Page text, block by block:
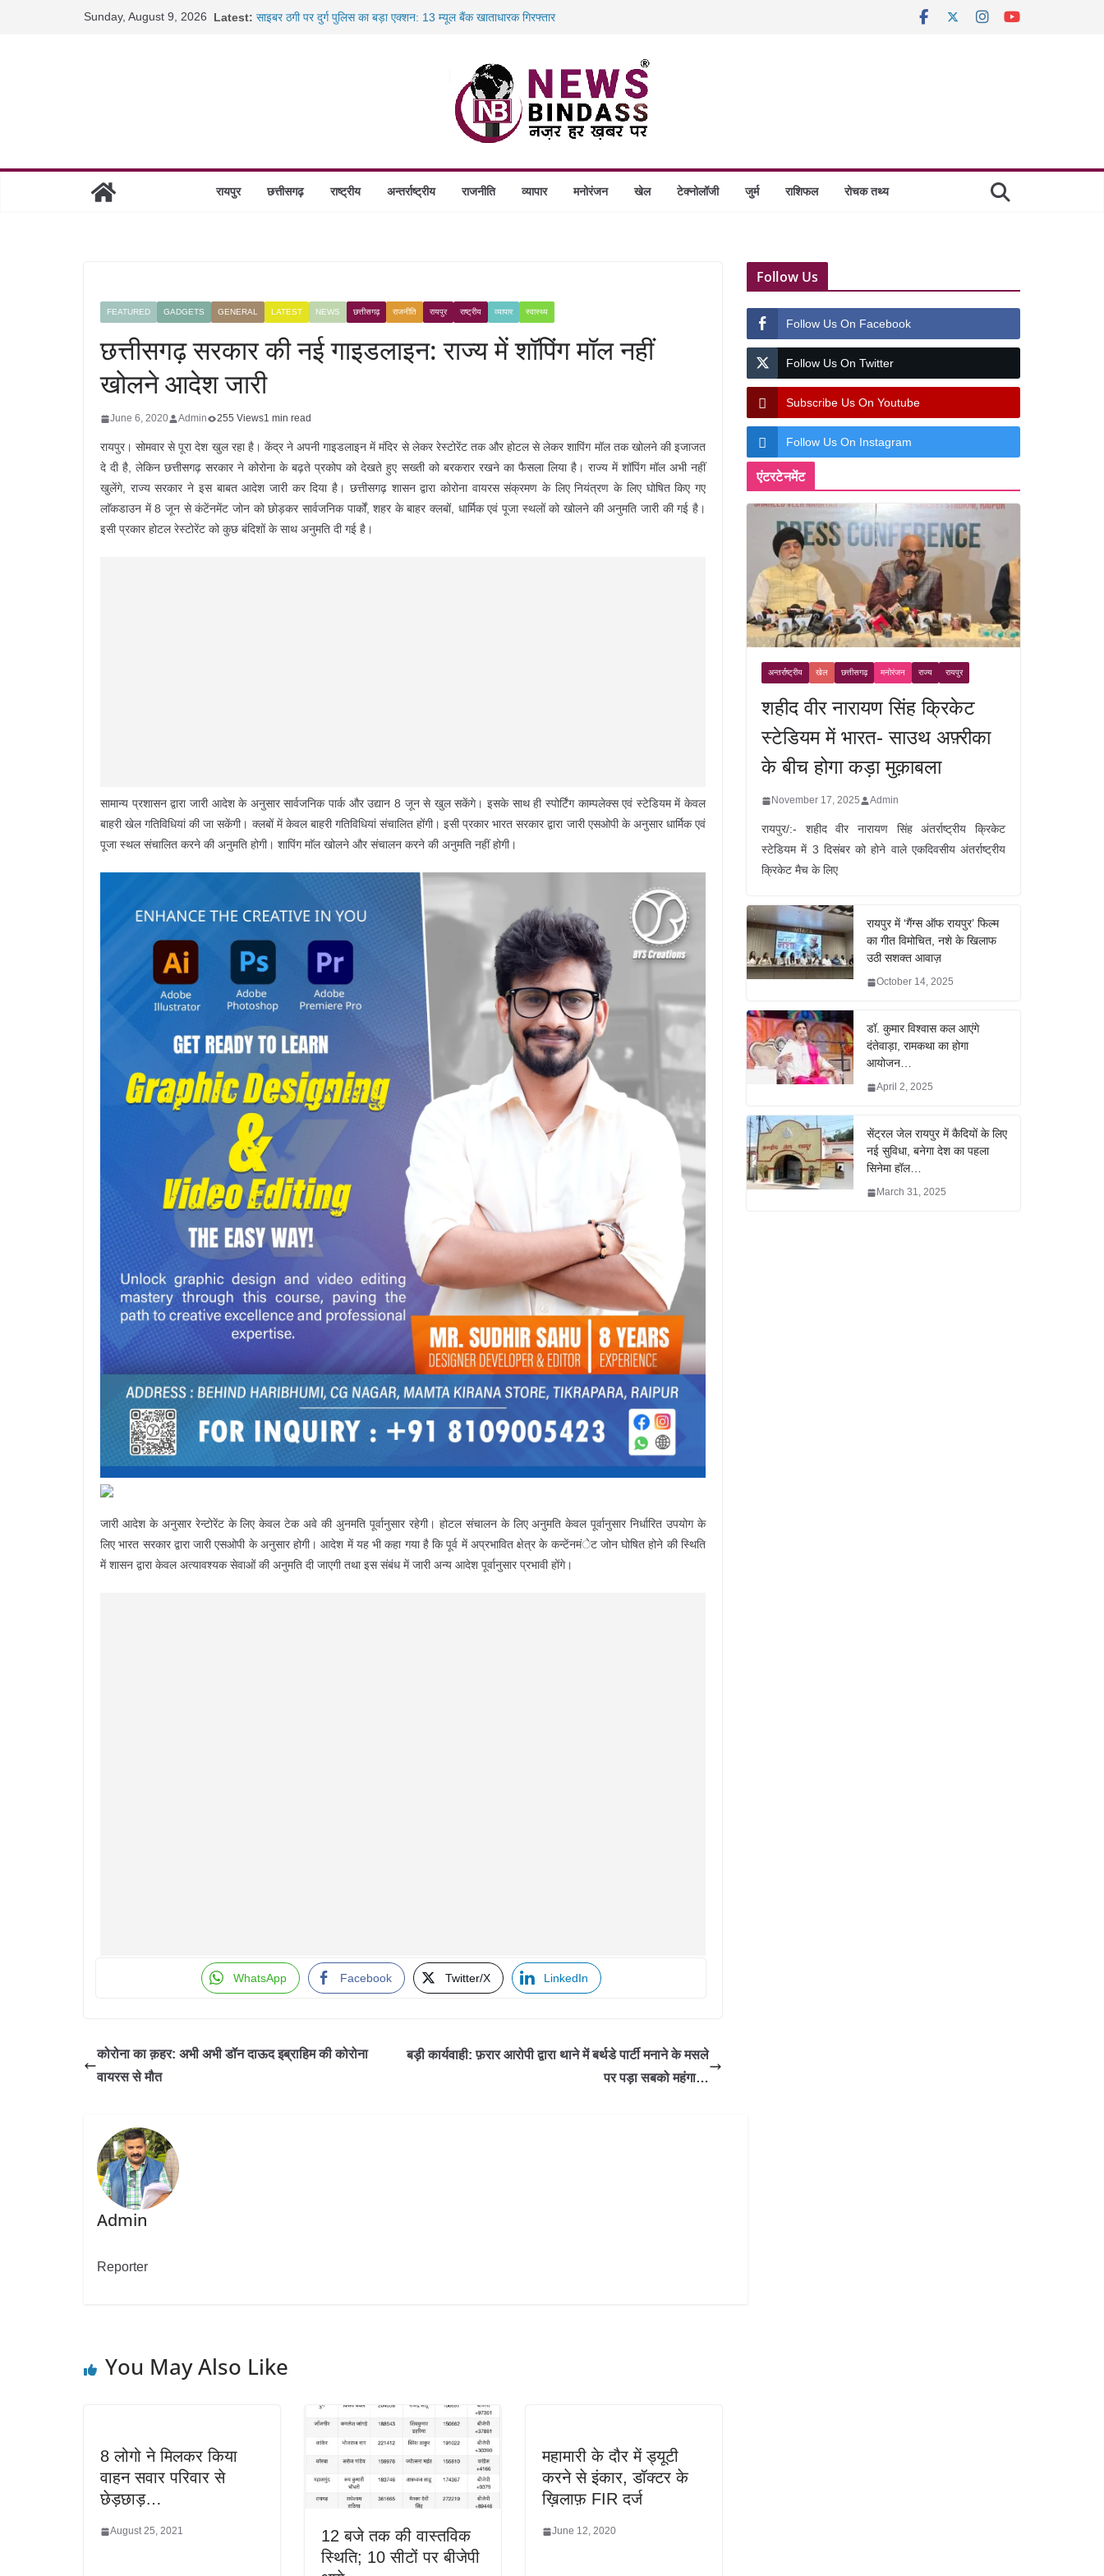
Sunday, August 9, 2026 Latest: साइबर ठगी पर दुर्ग पुलिस का बड़ा एक्शन: 13 म्यूल बैंक खाताधारक गिरफ्तार
रायपुर में कल्याण ज्वेलर्स में डकैती की साजिश नाकाम, दिल्ली-बिहार
छत्तीसगढ़ में 1460 गोधाम होंगे स्थापित, हर विकासखंड के 10 उत्कृष्ट गोठानों
रायपुर छत्तीसगढ़ राष्ट्रीय अन्तर्राष्ट्रीय राजनीति व्यापार मनोरंजन खेल टेक्नोलॉजी जुर्म राशिफल रोचक तथ्य
FEATURED GADGETS GENERAL LATEST NEWS छत्तीसगढ़ राजनीति रायपुर राष्ट्रीय व्यापार स्वास्थ्य
छत्तीसगढ़ सरकार की नई गाइडलाइन: राज्य में शॉपिंग मॉल नहीं
खोलने आदेश जारी
June 6, 2020 Admin 255 Views1 min read
रायपुर। सोमवार से पूरा देश खुल रहा है। केंद्र ने अपनी गाइडलाइन में मंदिर से लेकर रेस्टोरेंट तक और होटल से लेकर शापिंग मॉल तक खोलने की इजाजत
दे दी है, लेकिन छत्तीसगढ़ सरकार ने कोरोना के बढ़ते प्रकोप को देखते हुए सख्ती को बरकरार रखने का फैसला लिया है। राज्य में शॉपिंग मॉल अभी नहीं
खुलेंगे, राज्य सरकार ने इस बाबत आदेश जारी कर दिया है। छत्तीसगढ़ शासन द्वारा कोरोना वायरस संक्रमण के लिए नियंत्रण के लिए घोषित किए गए
लाॅकडाउन में 8 जून से कंटेंनमेंट जोन को छोड़कर सार्वजनिक पार्कों, शहर के बाहर क्लबों, धार्मिक एवं पूजा स्थलों को खोलने की अनुमति जारी की गई है।
इसी प्रकार होटल रेस्टोरेंट को कुछ बंदिशों के साथ अनुमति दी गई है।
सामान्य प्रशासन द्वारा जारी आदेश के अनुसार सार्वजनिक पार्क और उद्यान 8 जून से खुल सकेंगे। इसके साथ ही स्पोर्टिंग काम्पलेक्स एवं स्टेडियम में केवल
बाहरी खेल गतिविधियां की जा सकेंगी। क्लबों में केवल बाहरी गतिविधियां संचालित होंगी। इसी प्रकार भारत सरकार द्वारा जारी एसओपी के अनुसार धार्मिक एवं
पूजा स्थल संचालित करने की अनुमति होगी। शापिंग माॅल खोलने और संचालन करने की अनुमति नहीं होगी।
जारी आदेश के अनुसार रेन्टोरेंट के लिए केवल टेक अवे की अुनमति पूर्वानुसार रहेगी। होटल संचालन के लिए अनुमति केवल पूर्वानुसार निर्धारित उपयोग के
लिए भारत सरकार द्वारा जारी एसओपी के अनुसार होगी। आदेश में यह भी कहा गया है कि पूर्व में अप्रभावित क्षेत्र के कन्टेंनमंेट जोन घोषित होने की स्थिति
में शासन द्वारा केवल अत्यावश्यक सेवाओं की अनुमति दी जाएगी तथा इस संबंध में जारी अन्य आदेश पूर्वानुसार प्रभावी होंगे।
WhatsApp Facebook Twitter/X LinkedIn
कोरोना का क़हर: अभी अभी डॉन दाऊद इब्राहिम की कोरोना
वायरस से मौत
बड़ी कार्यवाही: फ़रार आरोपी द्वारा थाने में बर्थडे पार्टी मनाने के मसले
पर पड़ा सबको महंगा…
Admin
Reporter
You May Also Like
8 लोगो ने मिलकर किया
वाहन सवार परिवार से
छेड़छाड़…
August 25, 2021
12 बजे तक की वास्तविक
स्थिति; 10 सीटों पर बीजेपी
महामारी के दौर में ड्यूटी
करने से इंकार, डॉक्टर के
ख़िलाफ़ FIR दर्ज
June 12, 2020
Follow Us
Follow Us On Facebook
Follow Us On Twitter
Subscribe Us On Youtube
Follow Us On Instagram
एंटरटेनमेंट
अन्तर्राष्ट्रीय खेल छत्तीसगढ़ मनोरंजन राज्य रायपुर
शहीद वीर नारायण सिंह क्रिकेट
स्टेडियम में भारत- साउथ अफ़्रीका
के बीच होगा कड़ा मुक़ाबला
November 17, 2025 Admin
रायपुर/:- शहीद वीर नारायण सिंह अंतर्राष्ट्रीय क्रिकेट
स्टेडियम में 3 दिसंबर को होने वाले एकदिवसीय अंतर्राष्ट्रीय
क्रिकेट मैच के लिए
रायपुर में ‘गैंग्स ऑफ रायपुर’ फिल्म
का गीत विमोचित, नशे के खिलाफ
उठी सशक्त आवाज़
October 14, 2025
डॉ. कुमार विश्वास कल आएंगे
दंतेवाड़ा, रामकथा का होगा
आयोजन…
April 2, 2025
सेंट्रल जेल रायपुर में कैदियों के लिए
नई सुविधा, बनेगा देश का पहला
सिनेमा हॉल…
March 31, 2025